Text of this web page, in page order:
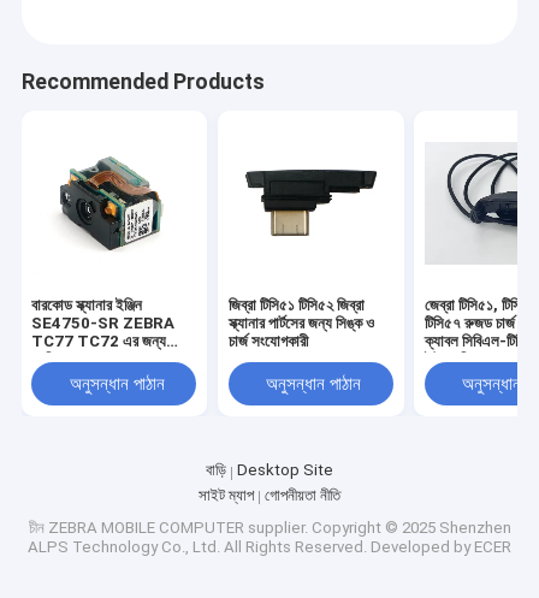
Recommended Products
বারকোড স্ক্যানার ইঞ্জিন
SE4750-SR ZEBRA
TC77 TC72 এর জন্য
প্রতিস্থাপন
অনুসন্ধান পাঠান
জিব্রা টিসি৫১ টিসি৫২ জিব্রা
স্ক্যানার পার্টসের জন্য সিঙ্ক ও
চার্জ সংযোগকারী
অনুসন্ধান পাঠান
জেব্রা টিসি৫১,
টিসি৫৭ রুজড চার্জ
ক্যাবল সিবিএল-
ইউএসবি১-০১
অনুসন্ধান
বাড়ি
Desktop Site
সাইট ম্যাপ
গোপনীয়তা নীতি
চীন ZEBRA MOBILE COMPUTER supplier. Copyright © 2025 Shenzhen
ALPS Technology Co., Ltd. All Rights Reserved. Developed by ECER